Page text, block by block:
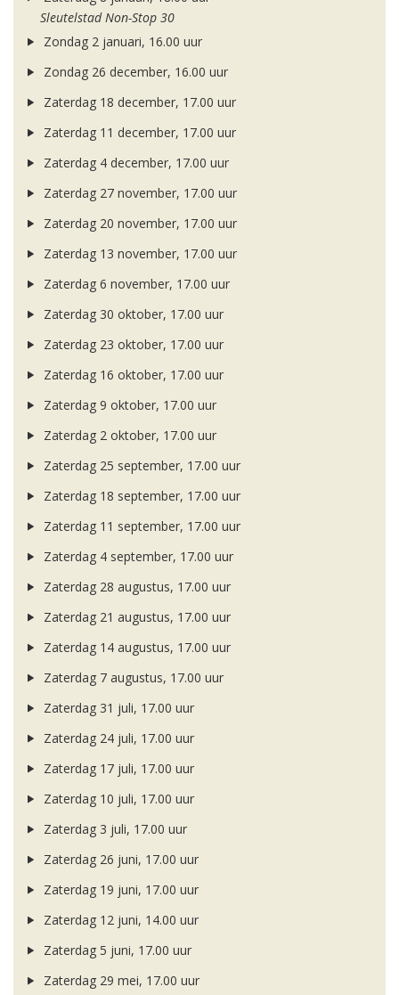
Sleutelstad Non-Stop 30
Zondag 2 januari, 16.00 uur
Zondag 26 december, 16.00 uur
Zaterdag 18 december, 17.00 uur
Zaterdag 11 december, 17.00 uur
Zaterdag 4 december, 17.00 uur
Zaterdag 27 november, 17.00 uur
Zaterdag 20 november, 17.00 uur
Zaterdag 13 november, 17.00 uur
Zaterdag 6 november, 17.00 uur
Zaterdag 30 oktober, 17.00 uur
Zaterdag 23 oktober, 17.00 uur
Zaterdag 16 oktober, 17.00 uur
Zaterdag 9 oktober, 17.00 uur
Zaterdag 2 oktober, 17.00 uur
Zaterdag 25 september, 17.00 uur
Zaterdag 18 september, 17.00 uur
Zaterdag 11 september, 17.00 uur
Zaterdag 4 september, 17.00 uur
Zaterdag 28 augustus, 17.00 uur
Zaterdag 21 augustus, 17.00 uur
Zaterdag 14 augustus, 17.00 uur
Zaterdag 7 augustus, 17.00 uur
Zaterdag 31 juli, 17.00 uur
Zaterdag 24 juli, 17.00 uur
Zaterdag 17 juli, 17.00 uur
Zaterdag 10 juli, 17.00 uur
Zaterdag 3 juli, 17.00 uur
Zaterdag 26 juni, 17.00 uur
Zaterdag 19 juni, 17.00 uur
Zaterdag 12 juni, 14.00 uur
Zaterdag 5 juni, 17.00 uur
Zaterdag 29 mei, 17.00 uur